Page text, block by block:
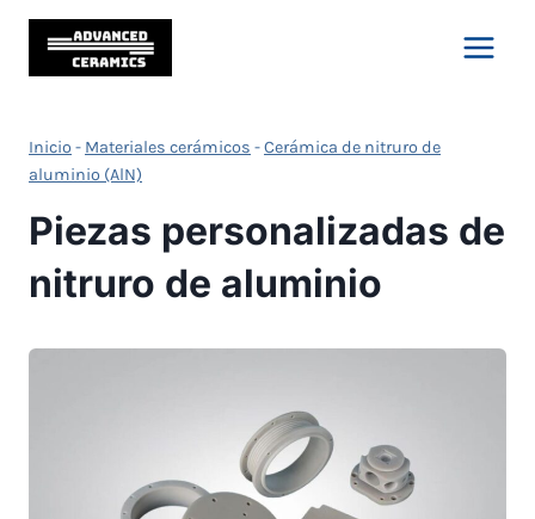
Saltar
Contenido
Inicio- Materiales cerámicos -Cerámica de nitruro de
aluminio (AlN)
Piezas personalizadas de
nitruro de aluminio